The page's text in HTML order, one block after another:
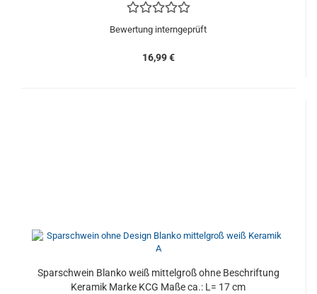
Bewertung interngeprüft
16,99 €
Sparschwein Blanko weiß mittelgroß ohne Beschriftung
Keramik Marke KCG Maße ca.: L= 17 cm